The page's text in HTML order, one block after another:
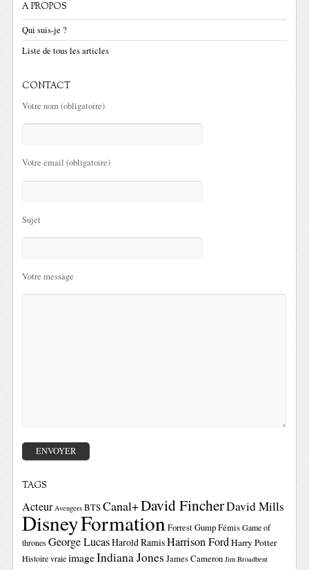
A PROPOS
Qui suis-je ?
Liste de tous les articles
CONTACT
Votre nom (obligatoire)
Votre email (obligatoire)
Sujet
Votre message
TAGS
Acteur Avengers BTSCanal+David FincherDavid Mills
DisneyFormationForrest GumpFémis Game of
thrones George LucasHarold RamisHarrison FordHarry Potter
Histoire vraie imageIndiana Jones James Cameron Jim Broadbent